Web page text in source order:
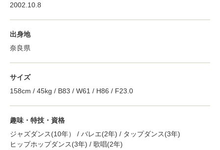
2002.10.8
出身地
奈良県
サイズ
158cm / 45kg / B83 / W61 / H86 / F23.0
趣味・特技・資格
ジャズダンス(10年） / バレエ(2年) / タップダンス(3年)
ヒップホップダンス(3年) / 歌唱(2年)